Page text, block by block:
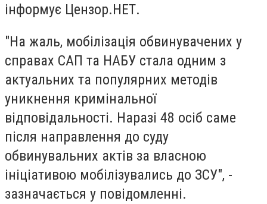
інформує Цензор.НЕТ.
"На жаль, мобілізація обвинувачених у
справах САП та НАБУ стала одним з
актуальних та популярних методів
уникнення кримінальної
відповідальності. Наразі 48 осіб саме
після направлення до суду
обвинувальних актів за власною
ініціативою мобілізувались до ЗСУ", -
зазначається у повідомленні.